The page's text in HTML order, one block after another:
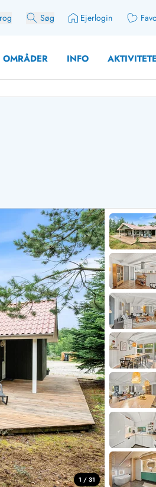
Søg Ejerlogin
OMRÅDER INFO
Sommerhuse i
Sommerhuse i
Sommerhuse i
Sommerhuse i
Sommerhuse til
i Søndervig
Sommerhuse i
Sommerhuse i Nr.
Sommerhuse på
Sommerhuse i
Sommerhuse i
Sommerhuse i
Sommerhuse i
Sommerhuse i
Sommerhuse i
1 / 31